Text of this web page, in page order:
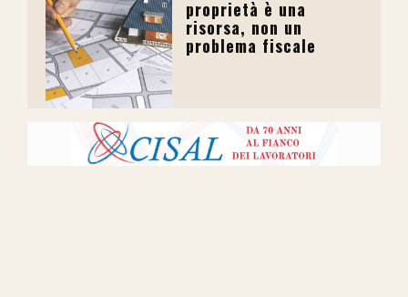
proprietà è una
risorsa, non un
problema fiscale